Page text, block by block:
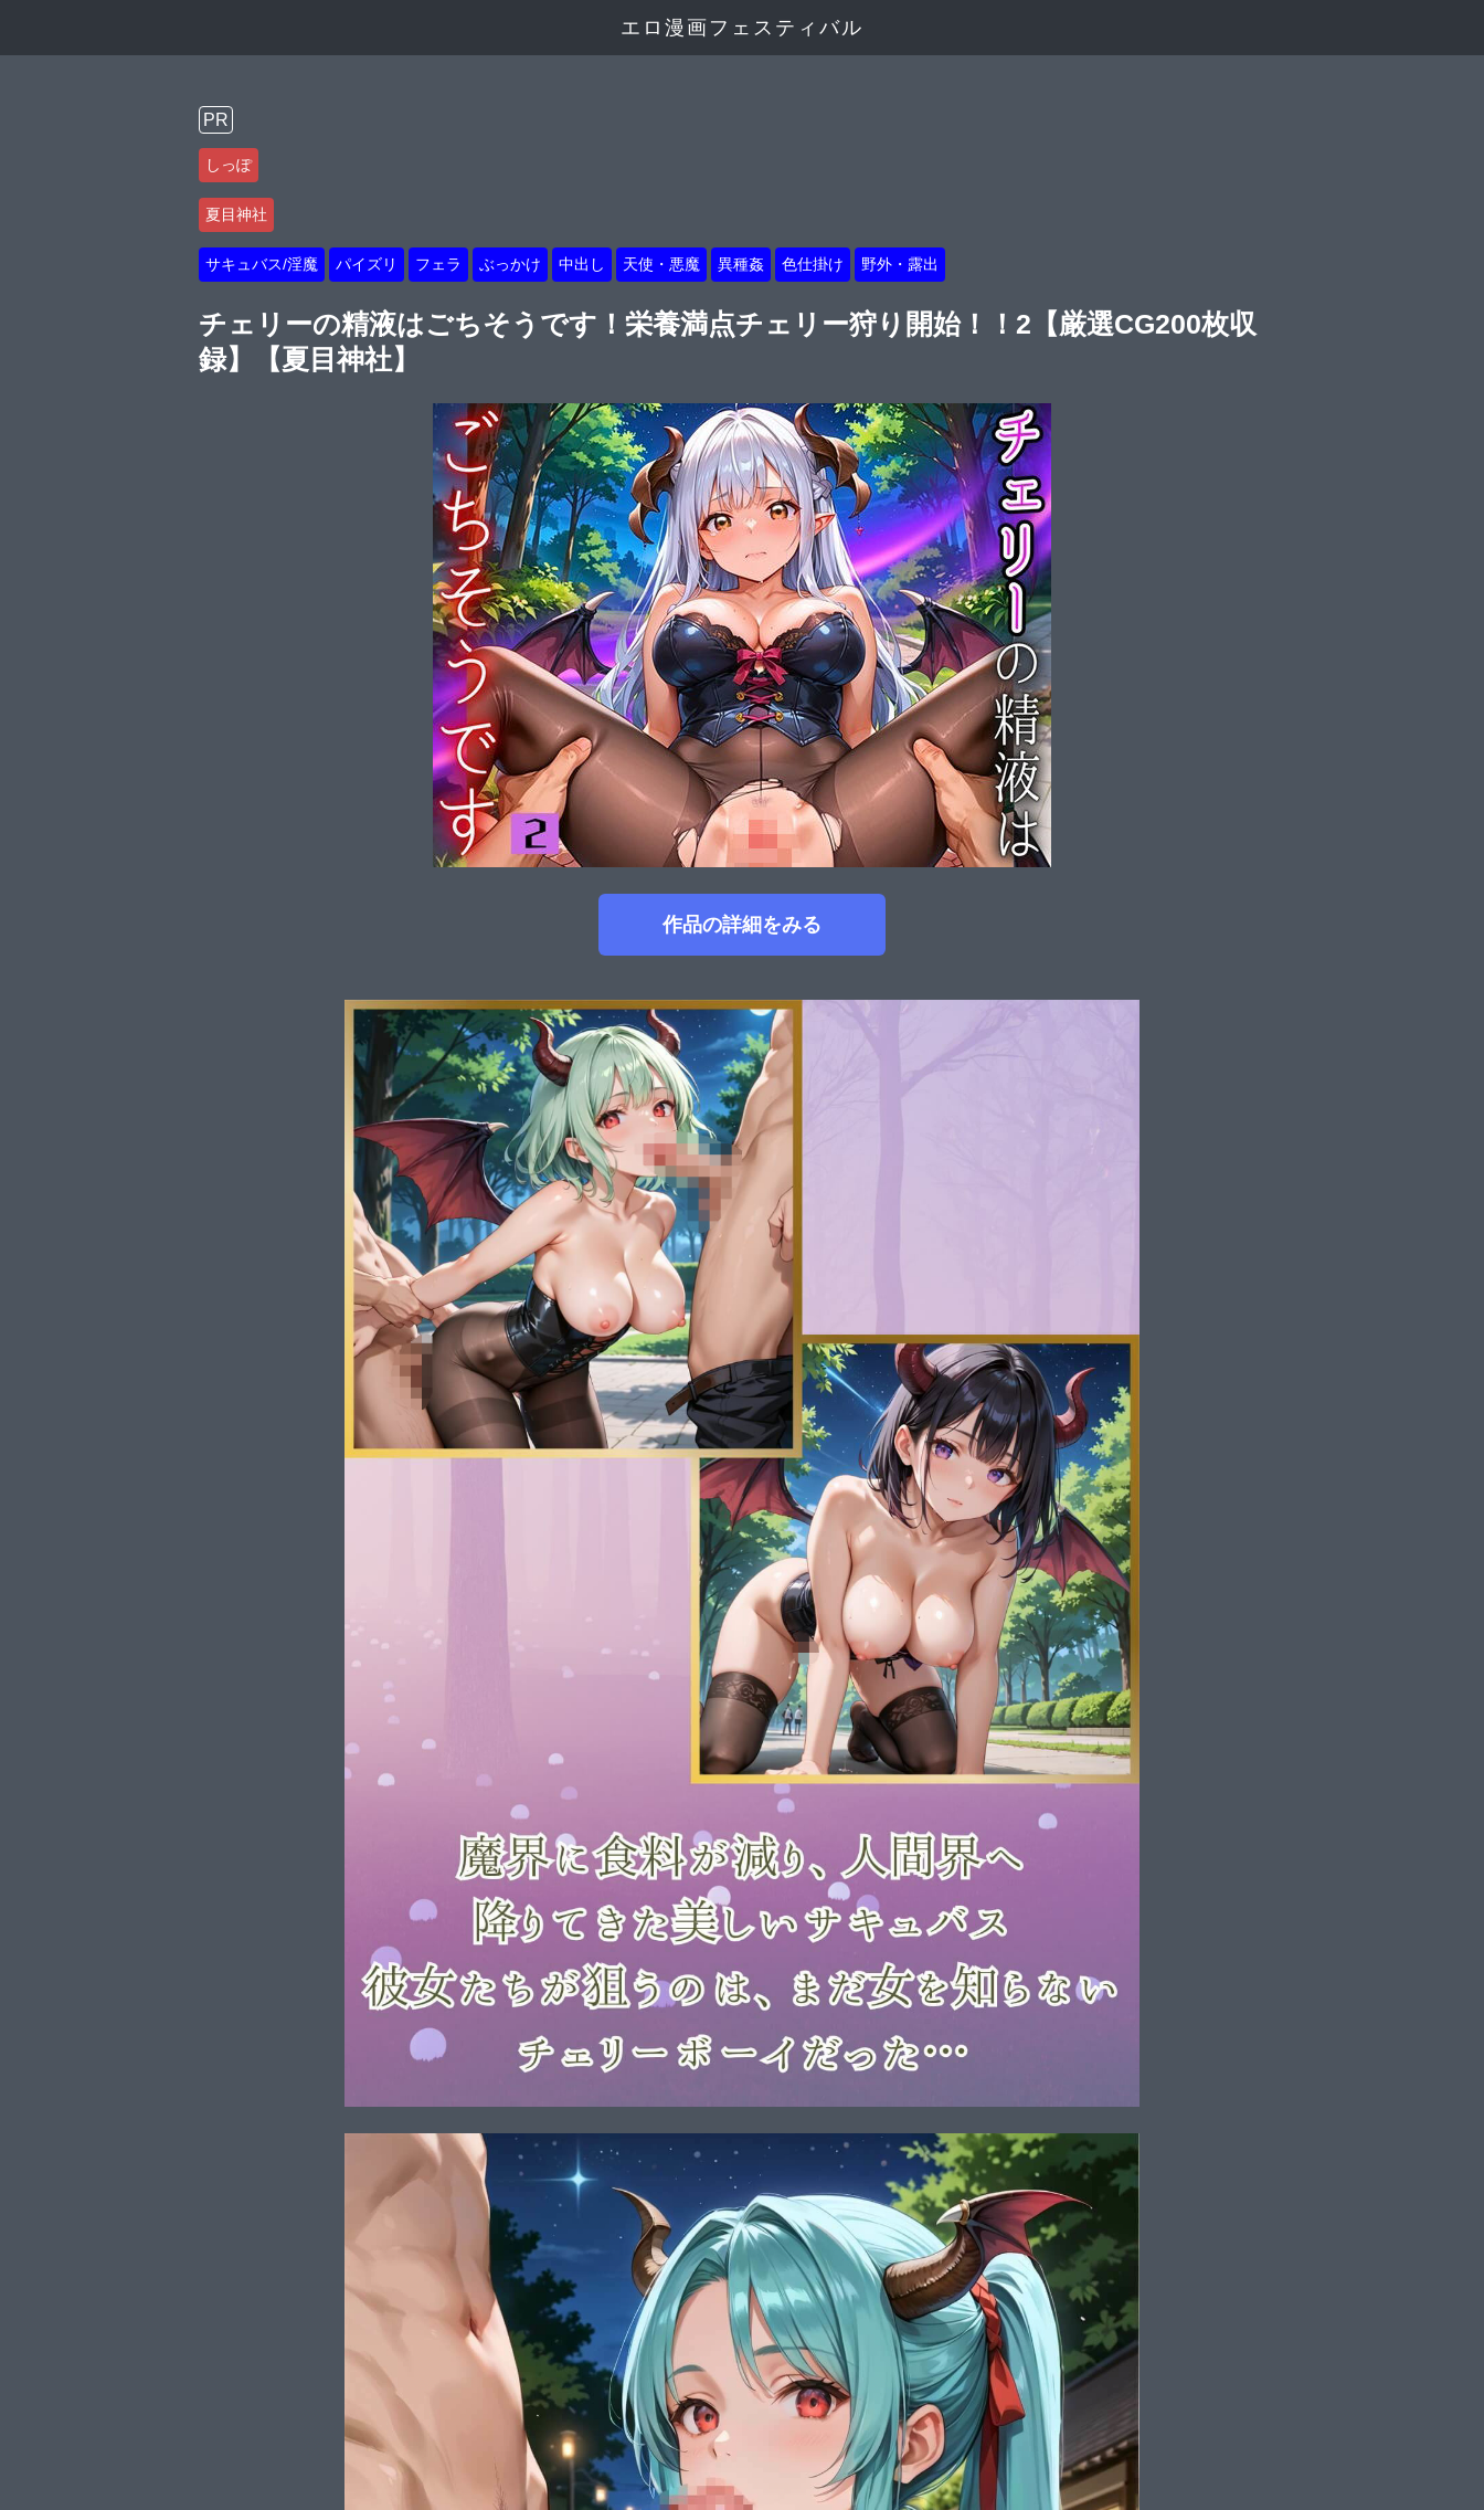
エロ漫画フェスティバル
PR
しっぽ
夏目神社
サキュバス/淫魔 パイズリ フェラ ぶっかけ 中出し 天使・悪魔 異種姦 色仕掛け 野外・露出
チェリーの精液はごちそうです！栄養満点チェリー狩り開始！！2【厳選CG200枚収
録】【夏目神社】
作品の詳細をみる